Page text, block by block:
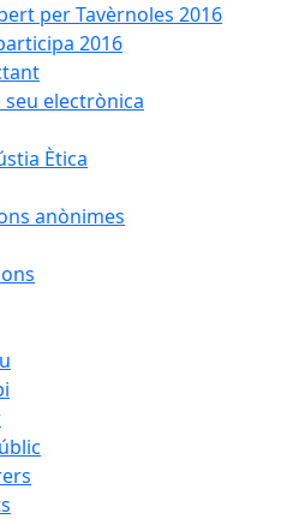
per Tavèrnoles 2016
2016
electrònica
Ètica
anònimes